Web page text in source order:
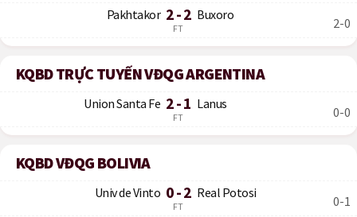
2-0
Pakhtakor 2 - 2 Buxoro
FT
KQBD TRỰC TUYẾN VĐQG ARGENTINA
0-0
Union Santa Fe 2 - 1 Lanus
FT
KQBD VĐQG BOLIVIA
0-1
Univ de Vinto 0 - 2 Real Potosi
FT